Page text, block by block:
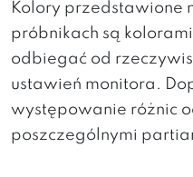
Kolory przedstawione
próbnikach są
odbiegać od
ustawień monitora.
występowanie różnic
poszczególnymi